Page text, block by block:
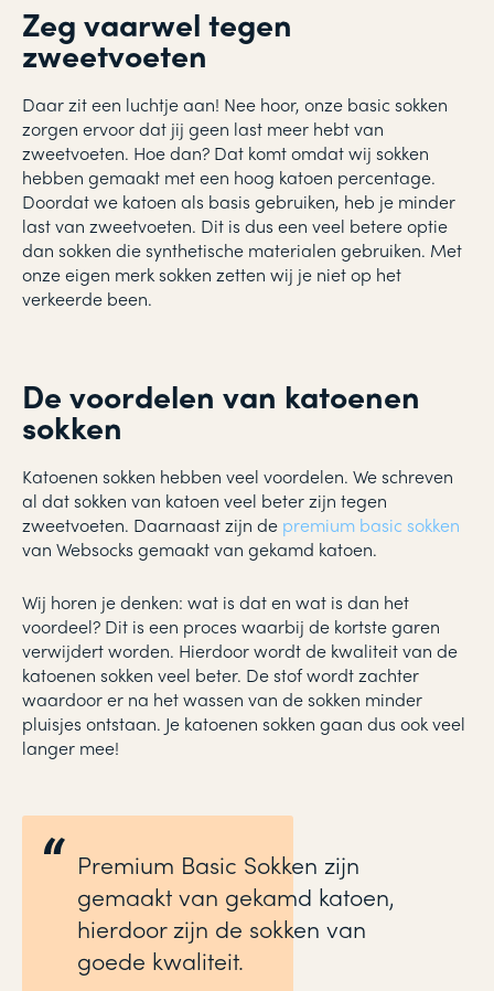
Zeg vaarwel tegen
zweetvoeten
Daar zit een luchtje aan! Nee hoor, onze basic sokken
zorgen ervoor dat jij geen last meer hebt van
zweetvoeten. Hoe dan? Dat komt omdat wij sokken
hebben gemaakt met een hoog katoen percentage.
Doordat we katoen als basis gebruiken, heb je minder
last van zweetvoeten. Dit is dus een veel betere optie
dan sokken die synthetische materialen gebruiken. Met
onze eigen merk sokken zetten wij je niet op het
verkeerde been.
De voordelen van katoenen
sokken
Katoenen sokken hebben veel voordelen. We schreven
al dat sokken van katoen veel beter zijn tegen
zweetvoeten. Daarnaast zijn de premium basic sokken
van Websocks gemaakt van gekamd katoen.
Wij horen je denken: wat is dat en wat is dan het
voordeel? Dit is een proces waarbij de kortste garen
verwijdert worden. Hierdoor wordt de kwaliteit van de
katoenen sokken veel beter. De stof wordt zachter
waardoor er na het wassen van de sokken minder
pluisjes ontstaan. Je katoenen sokken gaan dus ook veel
langer mee!
Premium Basic Sokken zijn
gemaakt van gekamd katoen,
hierdoor zijn de sokken van
goede kwaliteit.